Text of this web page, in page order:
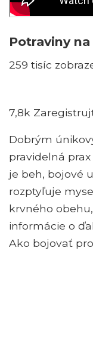
Potraviny
259 tisíc
7,8k
Dobrým
pravidelná
je beh, bojové
rozptyľuje
krvného
informácie o
Ako bojovať